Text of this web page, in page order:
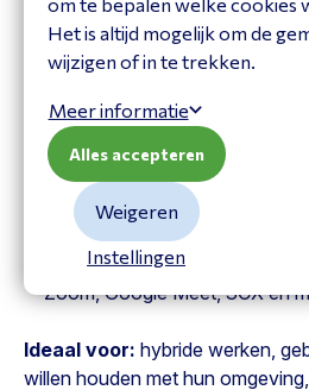
Open-Ear Bone
blijven vrij en je blijft bewust
Heldere communicatie
Draadloze vrijheid
meter bereik via Bluetooth 5.4
dongle
Lichtgewicht ontwerp
titanium frame, voor langdurig
Breed inzetbaar
Zoom, Google Meet, 3CX en
Ideaal voor: hybride werken,
willen houden met hun
Het is altijd mogelijk om de
wijzigen of in te trekken.
Meer informatie
Instellingen
Weigeren
Alles accepteren